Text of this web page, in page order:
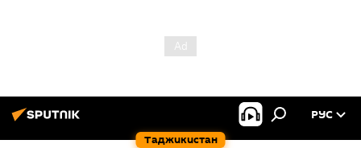
Таджикистан
РУС